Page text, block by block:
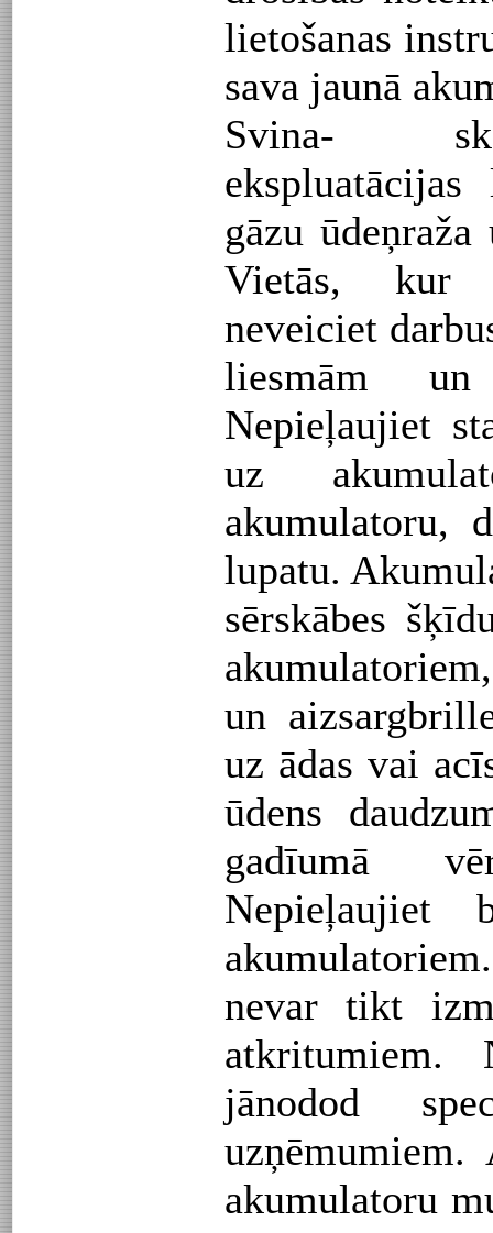
lietošanas
sava jaunā
Svina-
gāzu
Vietās, kur
neveiciet
liesmām un
Nepieļaujiet
uz
akumulatoru,
lupatu.
sērskābes
un
uz ādas vai
ūdens
gadīumā
Nepieļaujiet
nevar tikt
atkritumiem.
jānodod
akumulatoru